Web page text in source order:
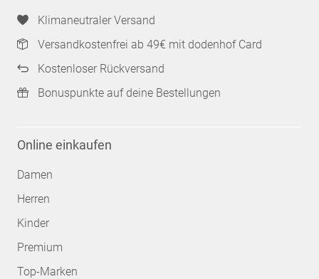
Klimaneutraler Versand
Versandkostenfrei ab 49€ mit dodenhof Card
Kostenloser Rückversand
Bonuspunkte auf deine Bestellungen
Online einkaufen
Damen
Herren
Kinder
Premium
Top-Marken